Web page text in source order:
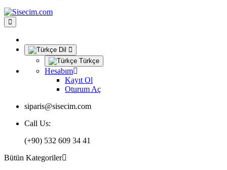
Dil
Türkçe
Hesabım
Kayıt Ol
Oturum Aç
siparis@sisecim.com
Call Us:
(+90) 532 609 34 41
Bütün Kategoriler